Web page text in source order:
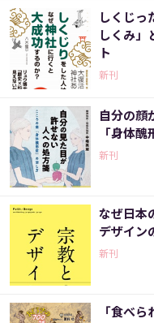
しくじっ
しくみ」
ト
新刊
自分の顔
「身体
新刊
なぜ日本
デザイン
新刊
「食べ